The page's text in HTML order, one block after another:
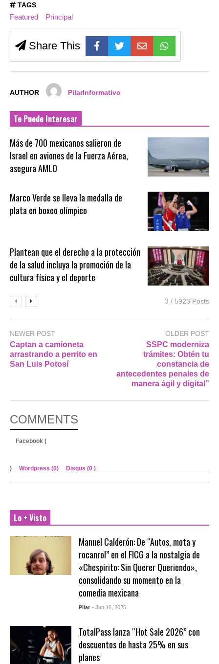
TAGS
Featured Principal
Share This
AUTHOR PilarInformativo
Te Puede Interesar
Más de 700 mexicanos salieron de
Israel en aviones de la Fuerza Aérea,
asegura AMLO
Marco Verde se lleva la medalla de
plata en boxeo olímpico
Plantean que el derecho a la protección
de la salud incluya la promoción de la
cultura física y el deporte
3 / 5923 Posts
NEWER POST
Captan a camioneta
arrastrando a perrito en
San Luis Potosí
OLDER POST
SSPC moderniza
trámites: Obtén tu
constancia de
antecedentes penales de
manera ágil y digital”
COMMENTS
Facebook (
) Wordpress (0) Disqus (0 )
Lo + Visto
Manuel Calderón: De “Autos, mota y
rocanrol” en el FICG a la nostalgia de
«Chespirito: Sin Querer Queriendo»,
consolidando su momento en la
comedia mexicana
Pilar - Jun 16, 2025
TotalPass lanza “Hot Sale 2026” con
descuentos de hasta 25% en sus
planes